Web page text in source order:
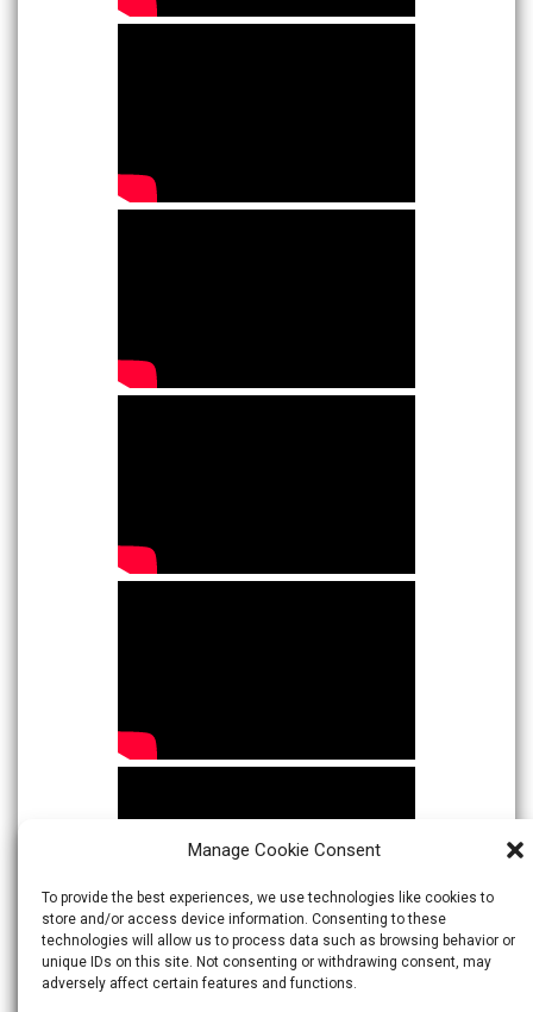
Manage Cookie Consent
To provide the best experiences, we use technologies like cookies to
store and/or access device information. Consenting to these
technologies will allow us to process data such as browsing behavior or
unique IDs on this site. Not consenting or withdrawing consent, may
adversely affect certain features and functions.